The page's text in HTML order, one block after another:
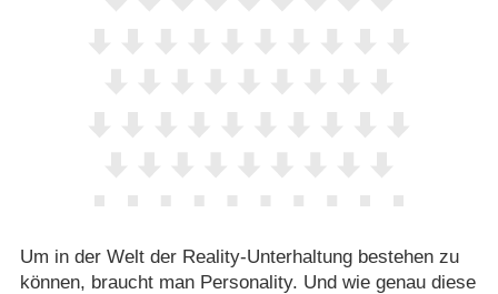
Um in der Welt der Reality-Unterhaltung bestehen zu
können, braucht man Personality. Und wie genau diese